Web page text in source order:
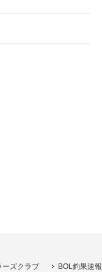
ーズクラブ BOL釣果速報